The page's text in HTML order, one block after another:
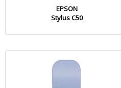
EPSON
Stylus C50